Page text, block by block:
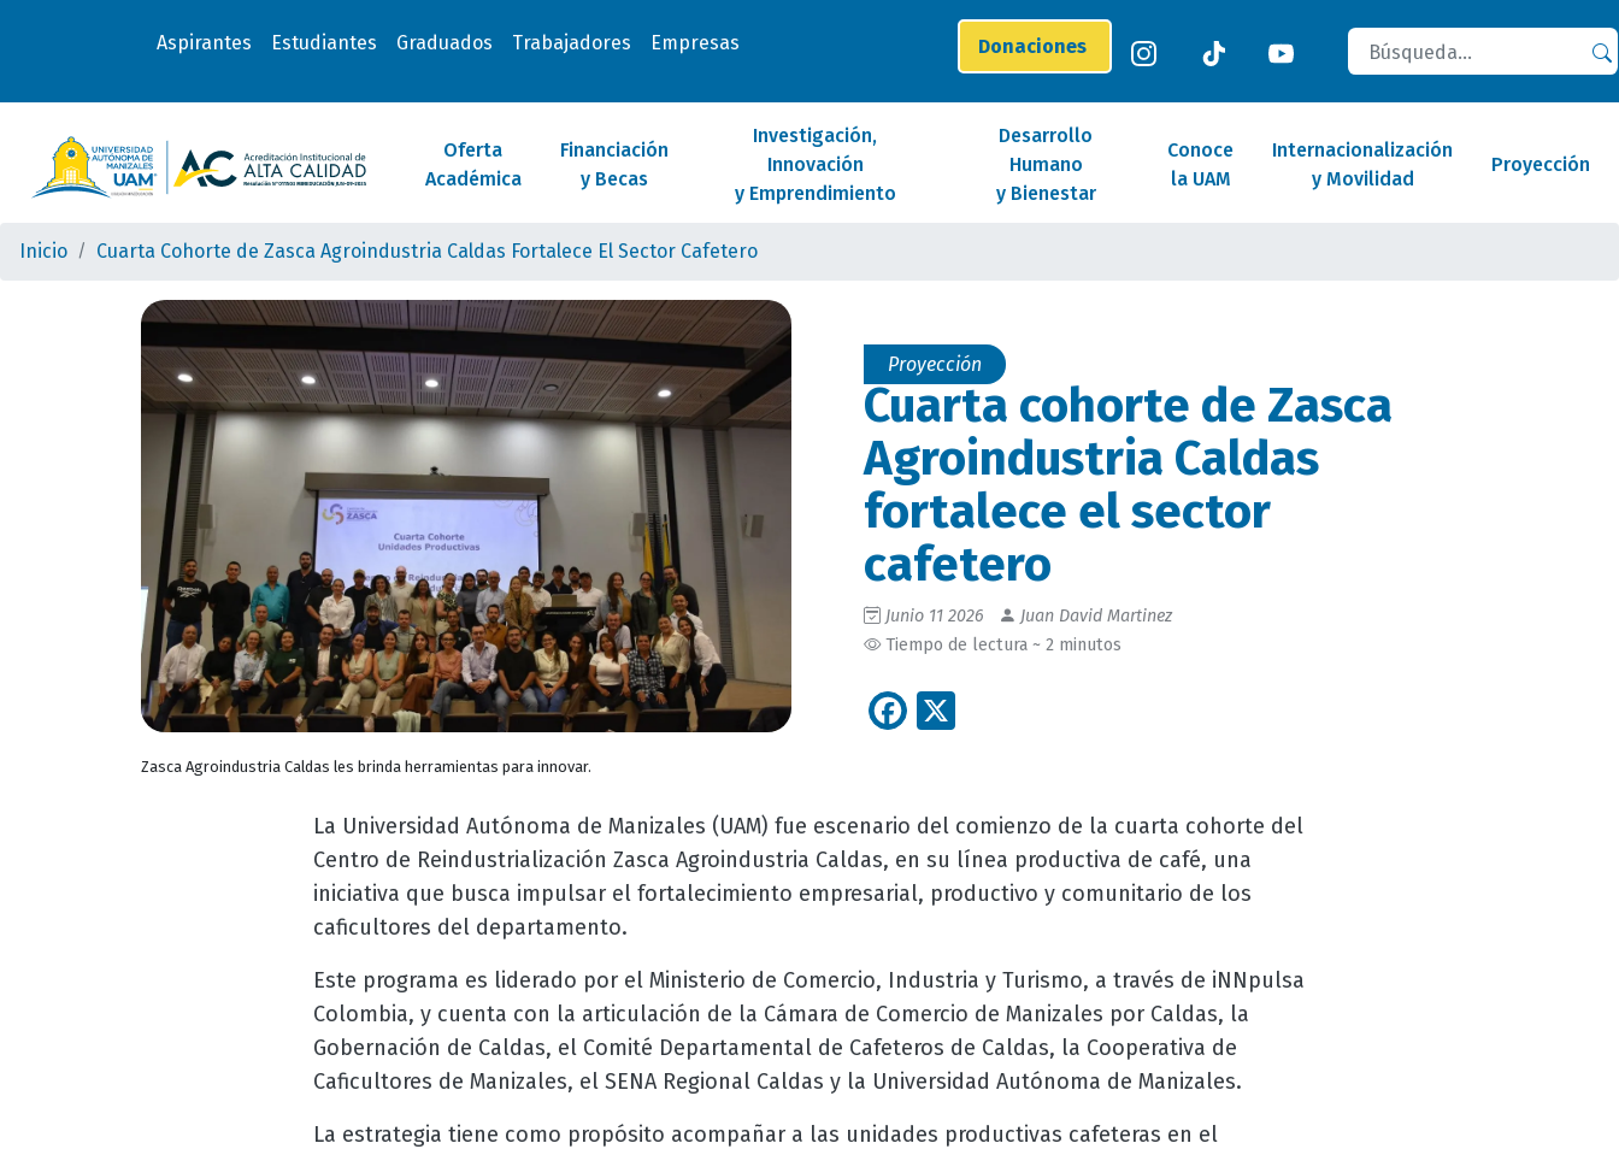
Aspirantes Estudiantes Graduados Trabajadores Empresas Donaciones
Buscar
Oferta
Académica
Financiación
y Becas
Investigación,
Innovación
y Emprendimiento
Desarrollo
Humano
y Bienestar
Conoce
la UAM
Internacionalización
y Movilidad
Proyección
Inicio Cuarta Cohorte de Zasca Agroindustria Caldas Fortalece El Sector Cafetero
Zasca Agroindustria Caldas les brinda herramientas para innovar.
Proyección
Cuarta cohorte de Zasca
Agroindustria Caldas
fortalece el sector
cafetero
Junio 11 2026
Juan David Martinez
Tiempo de lectura ~ 2 minutos
Facebook
La Universidad Autónoma de Manizales (UAM) fue escenario del comienzo de la cuarta cohorte del
Centro de Reindustrialización Zasca Agroindustria Caldas, en su línea productiva de café, una
iniciativa que busca impulsar el fortalecimiento empresarial, productivo y comunitario de los
caficultores del departamento.
Este programa es liderado por el Ministerio de Comercio, Industria y Turismo, a través de iNNpulsa
Colombia, y cuenta con la articulación de la Cámara de Comercio de Manizales por Caldas, la
Gobernación de Caldas, el Comité Departamental de Cafeteros de Caldas, la Cooperativa de
Caficultores de Manizales, el SENA Regional Caldas y la Universidad Autónoma de Manizales.
La estrategia tiene como propósito acompañar a las unidades productivas cafeteras en el